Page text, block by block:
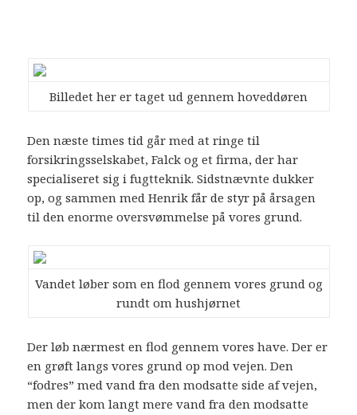
Billedet her er taget ud gennem hoveddøren
Den næste times tid går med at ringe til
forsikringsselskabet, Falck og et firma, der har
specialiseret sig i fugtteknik. Sidstnævnte dukker
op, og sammen med Henrik får de styr på årsagen
til den enorme oversvømmelse på vores grund.
Vandet løber som en flod gennem vores grund og
rundt om hushjørnet
Der løb nærmest en flod gennem vores have. Der er
en grøft langs vores grund op mod vejen. Den
“fodres” med vand fra den modsatte side af vejen,
men der kom langt mere vand fra den modsatte